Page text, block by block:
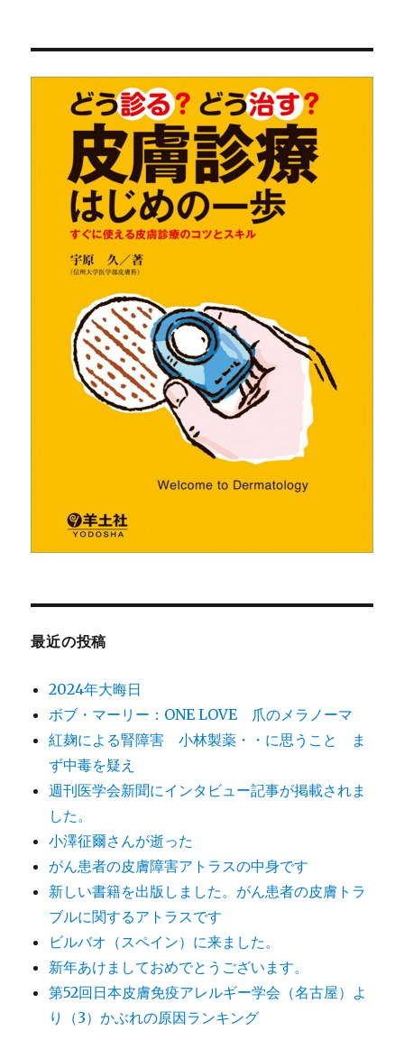
最近の投稿
2024年大晦日
ボブ・マーリー：ONE LOVE 爪のメラノーマ
紅麹による腎障害 小林製薬・・に思うこと ま
ず中毒を疑え
週刊医学会新聞にインタビュー記事が掲載されま
した。
小澤征爾さんが逝った
がん患者の皮膚障害アトラスの中身です
新しい書籍を出版しました。がん患者の皮膚トラ
ブルに関するアトラスです
ビルバオ（スペイン）に来ました。
新年あけましておめでとうございます。
第52回日本皮膚免疫アレルギー学会（名古屋）よ
り（3）かぶれの原因ランキング